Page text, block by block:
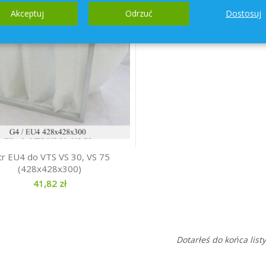
EU4 do VTS VS 30, VS 75
(428x428x300)
41,82 zł
Dotarłeś do końca
Akceptuj Odrzuć Dostosuj